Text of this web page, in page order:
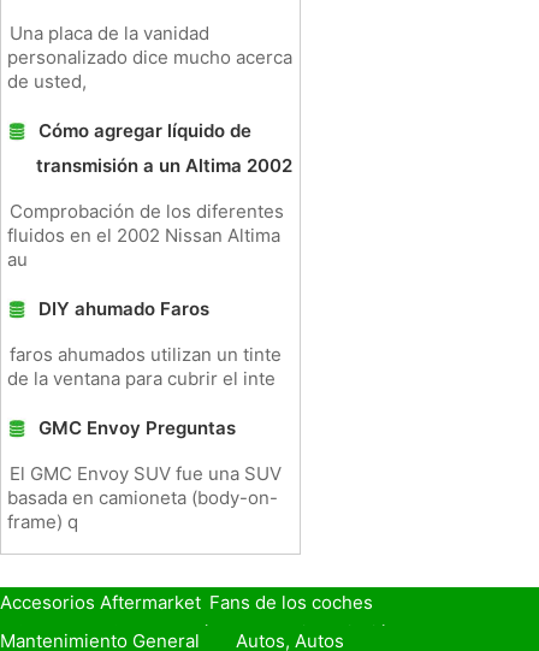
Una placa de la vanidad
personalizado dice mucho acerca
de usted,
Cómo agregar líquido de
transmisión a un Altima 2002
Comprobación de los diferentes
fluidos en el 2002 Nissan Altima
au
DIY ahumado Faros
faros ahumados utilizan un tinte
de la ventana para cubrir el inte
GMC Envoy Preguntas
El GMC Envoy SUV fue una SUV
basada en camioneta (body-on-
frame) q
Accesorios Aftermarket Fans de los coches
Seguro de Coche
Préstamos y Financiación
Mantenimiento General Autos, Autos